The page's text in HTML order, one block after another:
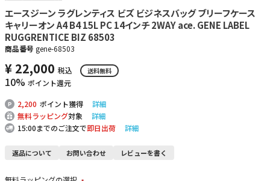
エースジーン ラグレンティス ビズ ビジネスバッグ ブリーフケース
キャリーオン A4 B4 15L PC 14インチ 2WAY ace. GENE LABEL
RUGGRENTICE BIZ 68503
商品番号 gene-68503
¥ 22,000 税込 送料無料
10% ポイント還元
2,200 ポイント獲得
詳細
無料ラッピング対象
詳細
15:00までのご注文で即日出荷 詳細
返品について お問い合わせ レビューを書く